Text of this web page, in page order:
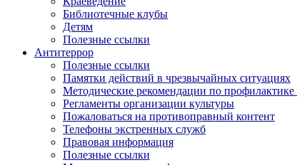
Библиотечные клубы
Детям
Полезные ссылки
Антитеррор
Полезные ссылки
Памятки действий в чрезвычайных ситуациях
Методические рекомендации по
Регламенты организации культуры
Пожаловаться на противоправный контент
Телефоны экстренных служб
Правовая информация
Полезные ссылки